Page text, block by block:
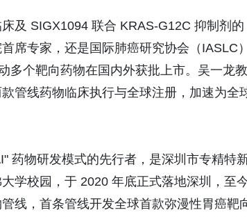
及 SIGX1094 联合 KRAS-G12C 抑制剂
席专家，还是国际肺癌研究协会（IASLC
多个靶向药物在国内外获批上市。吴一龙
管线药物临床执行与全球注册，加速为全
药物研发模式的先行者，是深圳市专精特
学校园，于 2020 年底正式落地深圳，至
线，首条管线开发全球首款弥漫性胃癌靶